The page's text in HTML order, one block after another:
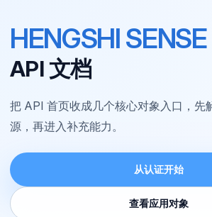
HENGSHI SENSE
API 文档
把 API 首页收成几个核心对象入口，先
源，再进入补充能力。
从认证开始
查看应用对象